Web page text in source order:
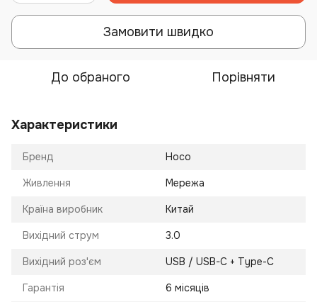
Замовити швидко
До обраного Порівняти
Характеристики
Бренд Hoco
Живлення Мережа
Країна виробник Китай
Вихідний струм 3.0
Вихідний роз'єм USB / USB-C + Type-C
Гарантія 6 місяців